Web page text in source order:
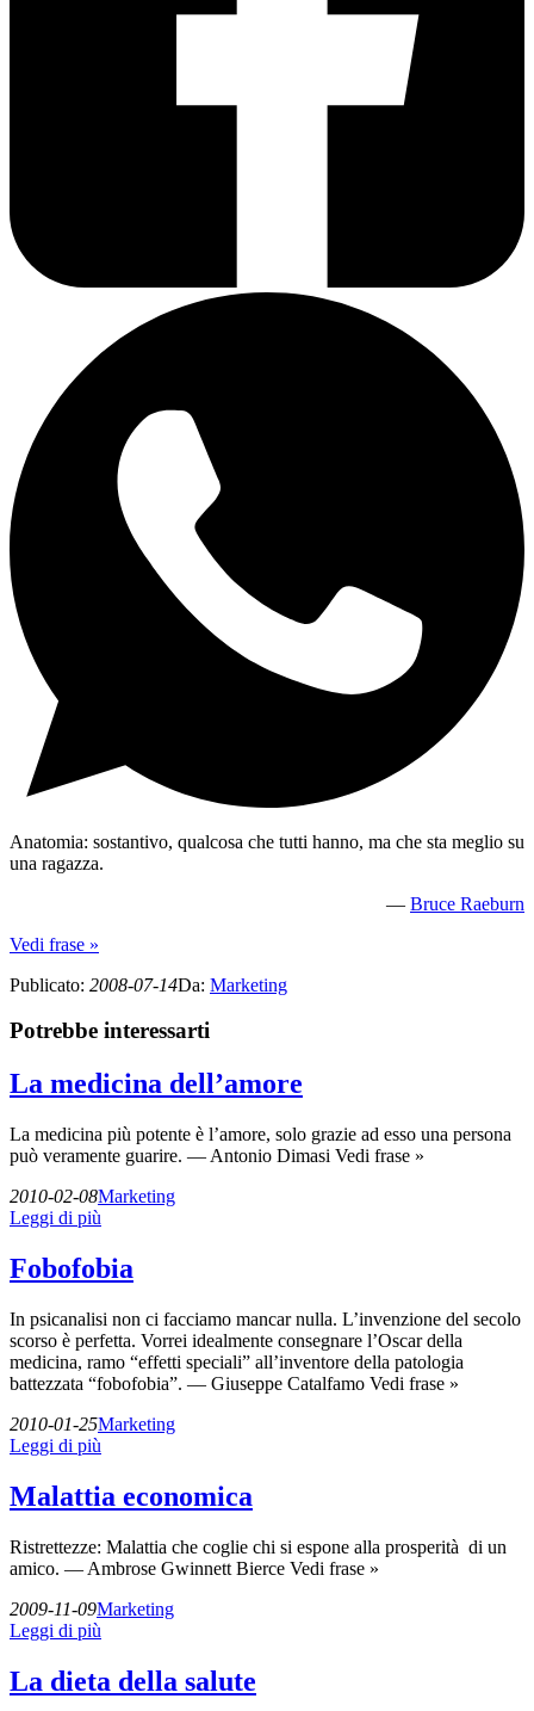
Anatomia: sostantivo, qualcosa che tutti hanno, ma che sta meglio su
una ragazza.
— Bruce Raeburn
Vedi frase »
Publicato: 2008-07-14Da: Marketing
Potrebbe interessarti
La medicina dell’amore
La medicina più potente è l’amore, solo grazie ad esso una persona
può veramente guarire. — Antonio Dimasi Vedi frase »
2010-02-08Marketing
Leggi di più
Fobofobia
In psicanalisi non ci facciamo mancar nulla. L’invenzione del secolo
scorso è perfetta. Vorrei idealmente consegnare l’Oscar della
medicina, ramo “effetti speciali” all’inventore della patologia
battezzata “fobofobia”. — Giuseppe Catalfamo Vedi frase »
2010-01-25Marketing
Leggi di più
Malattia economica
Ristrettezze: Malattia che coglie chi si espone alla prosperità di un
amico. — Ambrose Gwinnett Bierce Vedi frase »
2009-11-09Marketing
Leggi di più
La dieta della salute